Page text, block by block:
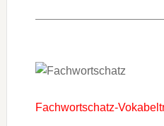
Fachwortschatz-